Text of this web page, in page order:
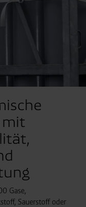
Gase,
Sauerstoff oder